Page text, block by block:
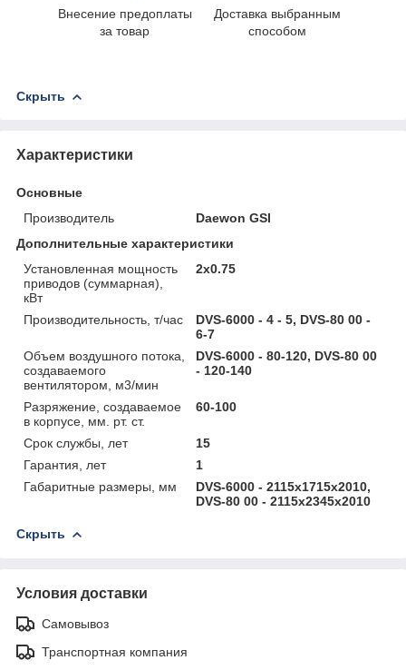
Внесение предоплаты
за товар
Доставка выбранным
способом
Скрыть
Характеристики
Основные
Производитель
Daewon GSI
Дополнительные характеристики
Установленная мощность
приводов (суммарная),
кВт
2x0.75
Производительность, т/час
DVS-6000 - 4 - 5, DVS-80 00 -
6-7
Объем воздушного потока,
создаваемого
вентилятором, м3/мин
DVS-6000 - 80-120, DVS-80 00
- 120-140
Разряжение, создаваемое
в корпусе, мм. рт. ст.
60-100
Срок службы, лет
15
Гарантия, лет
1
Габаритные размеры, мм
DVS-6000 - 2115х1715х2010,
DVS-80 00 - 2115х2345х2010
Скрыть
Условия доставки
Самовывоз
Транспортная компания